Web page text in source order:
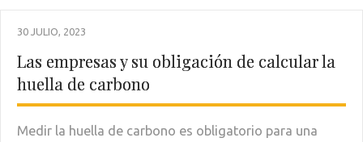
30 JULIO, 2023
Las empresas y su obligación de calcular la
huella de carbono
Medir la huella de carbono es obligatorio para una